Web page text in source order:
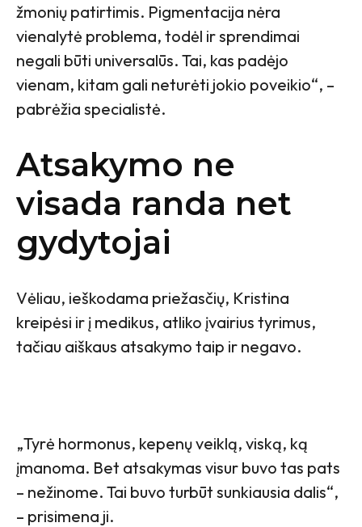
žmonių patirtimis. Pigmentacija nėra
vienalytė problema, todėl ir sprendimai
negali būti universalūs. Tai, kas padėjo
vienam, kitam gali neturėti jokio poveikio“, –
pabrėžia specialistė.
Atsakymo ne
visada randa net
gydytojai
Vėliau, ieškodama priežasčių, Kristina
kreipėsi ir į medikus, atliko įvairius tyrimus,
tačiau aiškaus atsakymo taip ir negavo.
„Tyrė hormonus, kepenų veiklą, viską, ką
įmanoma. Bet atsakymas visur buvo tas pats
– nežinome. Tai buvo turbūt sunkiausia dalis“,
– prisimena ji.